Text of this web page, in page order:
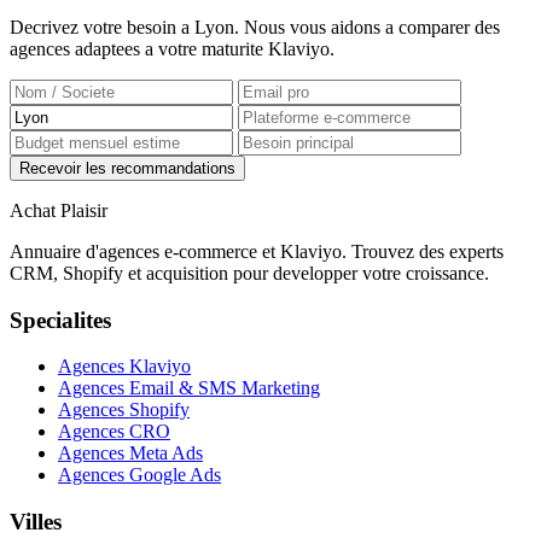
Decrivez votre besoin a Lyon. Nous vous aidons a comparer des
agences adaptees a votre maturite Klaviyo.
Recevoir les recommandations
Achat Plaisir
Annuaire d'agences e-commerce et Klaviyo. Trouvez des experts
CRM, Shopify et acquisition pour developper votre croissance.
Specialites
Agences Klaviyo
Agences Email & SMS Marketing
Agences Shopify
Agences CRO
Agences Meta Ads
Agences Google Ads
Villes